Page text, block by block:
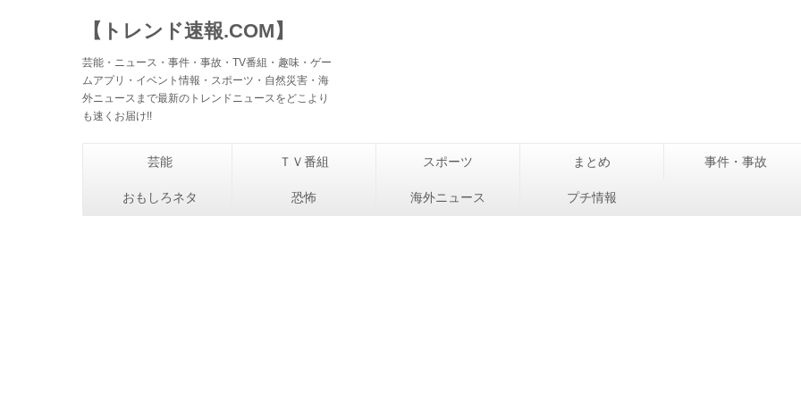
【トレンド速報.COM】
芸能・ニュース・事件・事故・TV番組・趣味・ゲー
ムアプリ・イベント情報・スポーツ・自然災害・海
外ニュースまで最新のトレンドニュースをどこより
も速くお届け!!
芸能 ＴＶ番組 スポーツ まとめ 事件・事故
おもしろネタ 恐怖 海外ニュース プチ情報